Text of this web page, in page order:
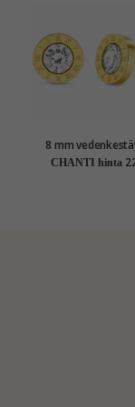
8 mm
nappikorvakorut kullattu
CHANTI hinta